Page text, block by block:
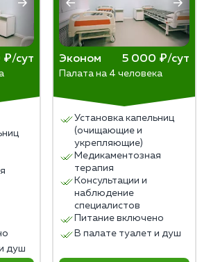
пациентах и уважение к их
принципы медицинской этики в
о принудительном
опираться на научные
нормы и уважение к личности
сут
душ
Эконом 5 000 ₽/сут
Палата на 4 человека
Установка капельниц
(очищающие и
укрепляющие)
Медикаментозная
терапия
Консультации и
наблюдение
специалистов
Питание включено
В палате туалет и душ